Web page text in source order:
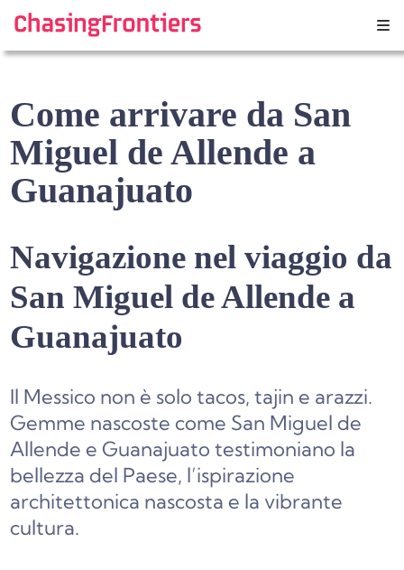
content
Come arrivare da San
Miguel de Allende a
Guanajuato
Navigazione nel viaggio da
San Miguel de Allende a
Guanajuato
Il Messico non è solo tacos, tajin e arazzi.
Gemme nascoste come San Miguel de
Allende e Guanajuato testimoniano la
bellezza del Paese, l’ispirazione
architettonica nascosta e la vibrante
cultura.